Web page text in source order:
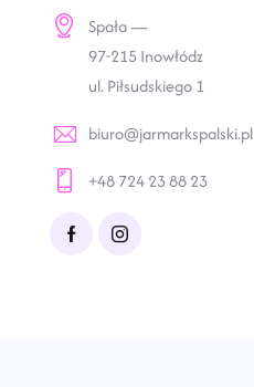
Spała —
97-215 Inowłódz
ul. Piłsudskiego 1
biuro@jarmarkspalski.pl
+48 724 23 88 23